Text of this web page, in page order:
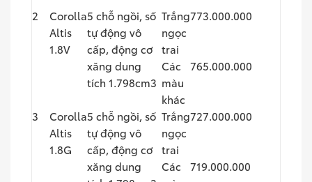
2
Corolla
Altis
1.8V
5 chỗ ngồi, số
tự động vô
cấp, động cơ
xăng dung
tích 1.798cm3
Trắng
ngọc
trai
773.000.000
Các
màu
khác
765.000.000
3
Corolla
Altis
1.8G
5 chỗ ngồi, số
tự động vô
cấp, động cơ
xăng dung
Trắng
ngọc
trai
727.000.000
Các
719.000.000